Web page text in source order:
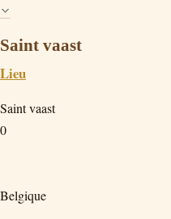
Saint vaast
Lieu
Saint vaast
0
Belgique